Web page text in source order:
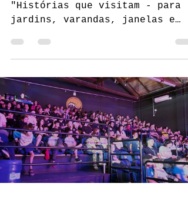
cobaiacenica
25 de fev.
3 min de leitura
Quando o quintal
vira palco para o
teatro
Companhia leva apresentações do
"Histórias que visitam - para
jardins, varandas, janelas e
quintais" para os lares de
moradores do Alto Vale do